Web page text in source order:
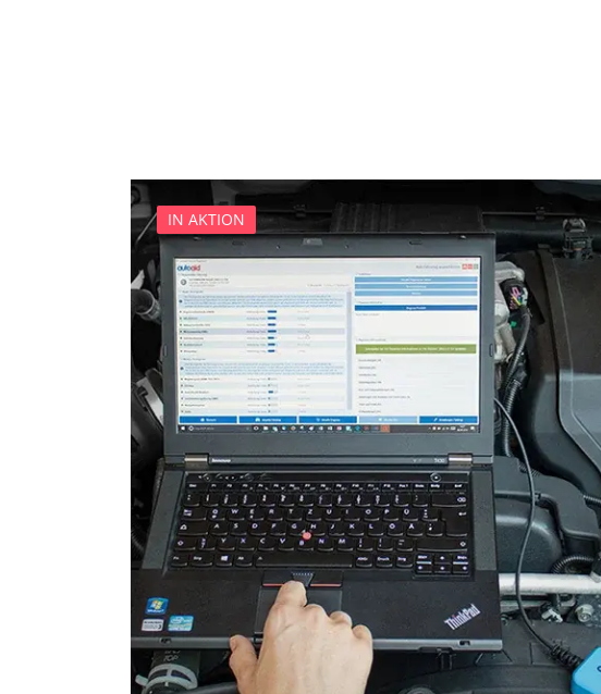
Verfügbarkeit
IN AKTION